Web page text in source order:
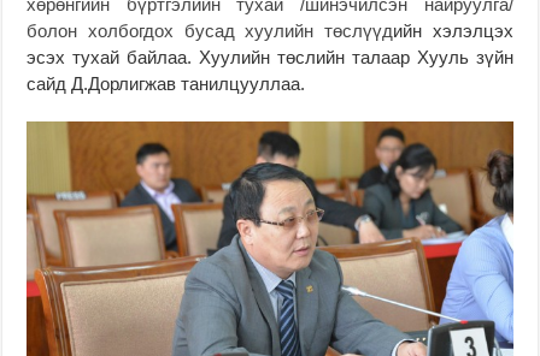
хөрөнгийн бүртгэлийн тухай /шинэчилсэн найруулга/
болон холбогдох бусад хуулийн төслүүдийн хэлэлцэх
эсэх тухай байлаа. Хуулийн төслийн талаар Хууль зүйн
сайд Д.Дорлигжав танилцууллаа.